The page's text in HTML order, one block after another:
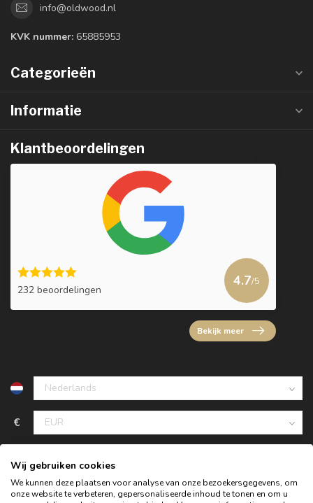
info@oldwood.nl
KVK nummer: 65885953
Categorieën
Informatie
Klantbeoordelingen
232 beoordelingen
4.7/5
Bekijk meer
€
Wij gebruiken cookies
We kunnen deze plaatsen voor analyse van onze bezoekersgegevens, om
onze website te verbeteren, gepersonaliseerde inhoud te tonen en om u